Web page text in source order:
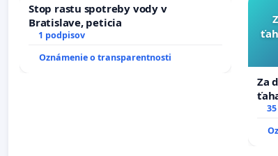
Stop rastu spotreby vody v
Bratislave, peticia
1 podpisov
Oznámenie o transparentnosti
Za